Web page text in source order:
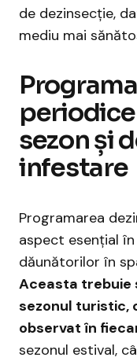
de dezinsecție,
mediu mai
sezon și
infestare
Programarea
aspect esențial
dăunătorilor în
Aceasta trebuie
sezonul turistic,
observat în
sezonul estival,